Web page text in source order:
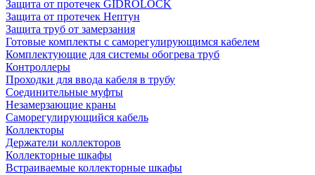
Защита от протечек GIDROLOCK
Защита от протечек Нептун
Защита труб от замерзания
Готовые комплекты с саморегулирующимся кабелем
Комплектующие для системы обогрева труб
Контроллеры
Проходки для ввода кабеля в трубу
Соединительные муфты
Незамерзающие краны
Саморегулирующийся кабель
Коллекторы
Держатели коллекторов
Коллекторные шкафы
Встраиваемые коллекторные шкафы